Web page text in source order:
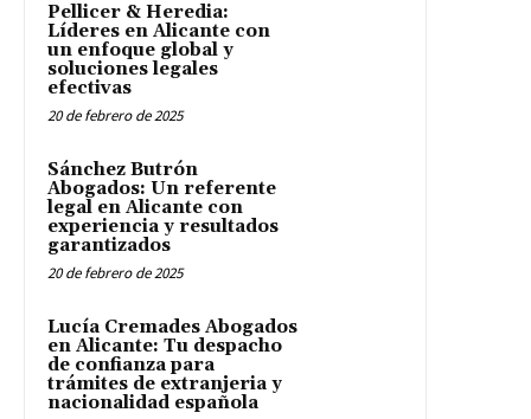
Pellicer & Heredia:
Líderes en Alicante con
un enfoque global y
soluciones legales
efectivas
20 de febrero de 2025
Sánchez Butrón
Abogados: Un referente
legal en Alicante con
experiencia y resultados
garantizados
20 de febrero de 2025
Lucía Cremades Abogados
en Alicante: Tu despacho
de confianza para
trámites de extranjeria y
nacionalidad española